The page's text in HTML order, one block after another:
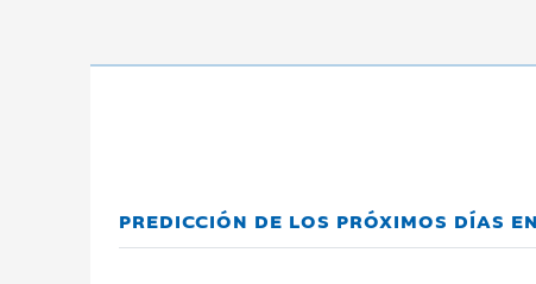
PREDICCIÓN DE LOS PRÓXIMOS DÍAS